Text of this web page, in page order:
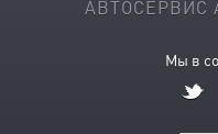
АВТОСЕРВИС
Мы в